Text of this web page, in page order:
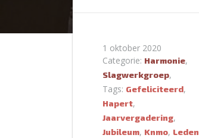
1 oktober 2020
Categorie: Harmonie,
Slagwerkgroep,
Tags: Gefeliciteerd,
Hapert,
Jaarvergadering,
Jubileum, Knmo, Leden